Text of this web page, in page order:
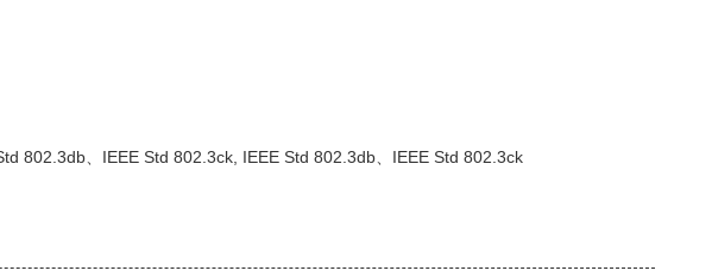
802.3db、IEEE Std 802.3ck, IEEE Std 802.3db、IEEE Std 802.3ck